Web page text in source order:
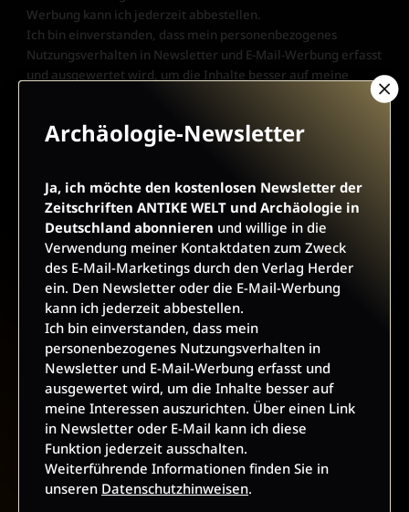
Werbung kann ich jederzeit abbestellen.
Ich bin einverstanden, dass mein personenbezogenes
Nutzungsverhalten in Newsletter und E-Mail-Werbung erfasst
und ausgewertet wird, um die Inhalte besser auf meine
Interessen auszurichten. Über einen Link in Newsletter oder
Weiterführende Informationen finden Sie in unseren
E-Mail
JETZT ANMELDEN
AGB UND WIDERRUFSBELEHRUNG DATENSCHUTZ
BARRIEREFREIHEIT IMPRESSUM
Archäologie-Newsletter
Ja, ich möchte den kostenlosen Newsletter der
Zeitschriften ANTIKE WELT und Archäologie in
Deutschland abonnieren und willige in die
Verwendung meiner Kontaktdaten zum Zweck
des E-Mail-Marketings durch den Verlag Herder
ein. Den Newsletter oder die E-Mail-Werbung
kann ich jederzeit abbestellen.
Ich bin einverstanden, dass mein
personenbezogenes Nutzungsverhalten in
Newsletter und E-Mail-Werbung erfasst und
ausgewertet wird, um die Inhalte besser auf
meine Interessen auszurichten. Über einen Link
in Newsletter oder E-Mail kann ich diese
Funktion jederzeit ausschalten.
Weiterführende Informationen finden Sie in
unseren Datenschutzhinweisen.